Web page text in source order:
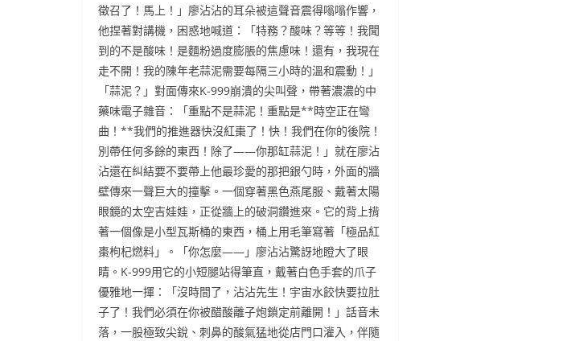
徵召了！馬上！」廖沾沾的耳朵被這聲音震得嗡嗡作響，
他捏著對講機，困惑地喊道：「特務？酸味？等等！我聞
到的不是酸味！是麵粉過度膨脹的焦慮味！還有，我現在
走不開！我的陳年老蒜泥需要每隔三小時的溫和震動！」
「蒜泥？」對面傳來K-999崩潰的尖叫聲，帶著濃濃的中
藥味電子雜音：「重點不是蒜泥！重點是**時空正在彎
曲！**我們的推進器快沒紅棗了！快！我們在你的後院！
別帶任何多餘的東西！除了——你那缸蒜泥！」就在廖沾
沾還在糾結要不要帶上他最珍愛的那把銀勺時，外面的牆
壁傳來一聲巨大的撞擊。一個穿著黑色燕尾服、戴著太陽
眼鏡的太空吉娃娃，正從牆上的破洞鑽進來。它的背上揹
著一個像是小型瓦斯桶的東西，桶上用毛筆寫著「極品紅
棗枸杞燃料」。「你怎麼——」廖沾沾驚訝地瞪大了眼
睛。K-999用它的小短腿站得筆直，戴著白色手套的爪子
優雅地一揮：「沒時間了，沾沾先生！宇宙水餃快要拉肚
子了！我們必須在你被醋酸離子炮鎖定前離開！」話音未
落，一股極致尖銳、刺鼻的酸氣猛地從店門口灌入，伴隨